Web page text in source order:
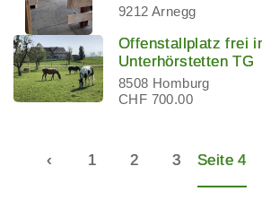
9212 Arnegg
Offenstallplatz frei
Unterhörstetten TG
8508 Homburg
CHF 700.00
‹ 1 2 3 Seite 4